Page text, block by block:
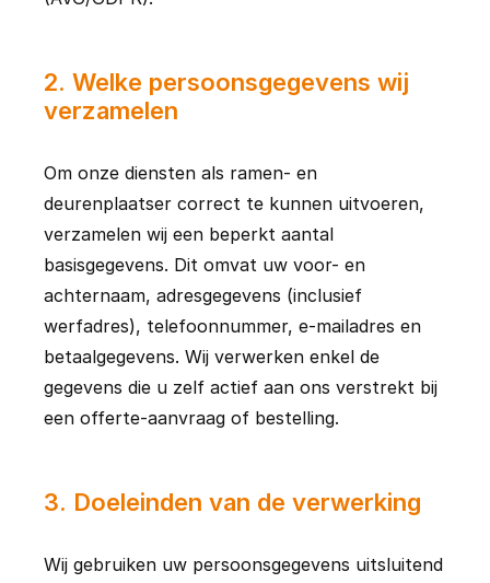
2. Welke persoonsgegevens wij
verzamelen
Om onze diensten als ramen- en
deurenplaatser correct te kunnen uitvoeren,
verzamelen wij een beperkt aantal
basisgegevens. Dit omvat uw voor- en
achternaam, adresgegevens (inclusief
werfadres), telefoonnummer, e-mailadres en
betaalgegevens. Wij verwerken enkel de
gegevens die u zelf actief aan ons verstrekt bij
een offerte-aanvraag of bestelling.
3. Doeleinden van de verwerking
Wij gebruiken uw persoonsgegevens uitsluitend